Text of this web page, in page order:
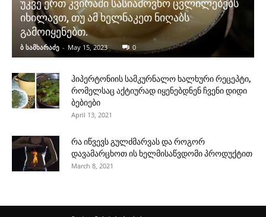
უკვე ერთ კვირაში სასიამოვნო ცვლილებებს
იხილავთ, თუ ამ ხელნაკეთ ნიღაბს
გამოიყენებთ.
ბ სამხარაძე - May 15, 2023 0
ჰიპერტონიის სამკურნალო ხალხური რეცეპტი,
რომელსაც აქტიურად იყენებდნენ ჩვენი დიდი
ბებიები
April 13, 2021
რა იწვევს გულძმარვას და როგორ
დავამარცხოთ ის ხელმისაწვდომი პროდუქტით
March 8, 2021